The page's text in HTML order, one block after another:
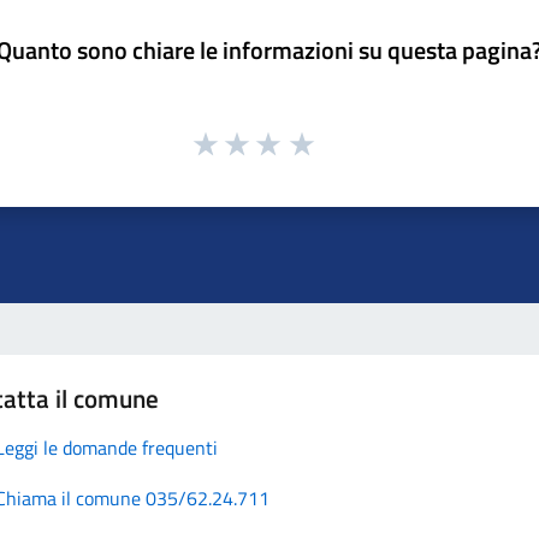
sono chiare le informazioni su questa
il comune
le domande frequenti
il comune 035/62.24.711